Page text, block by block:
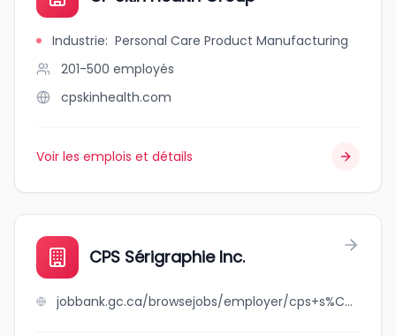
Industrie: Personal Care Product Manufacturing
201-500 employés
cpskinhealth.com
Voir les emplois et détails
CPS Sérigraphie Inc.
jobbank.gc.ca/browsejobs/employer/cps+s%C3%A9rigraphie+inc./ca